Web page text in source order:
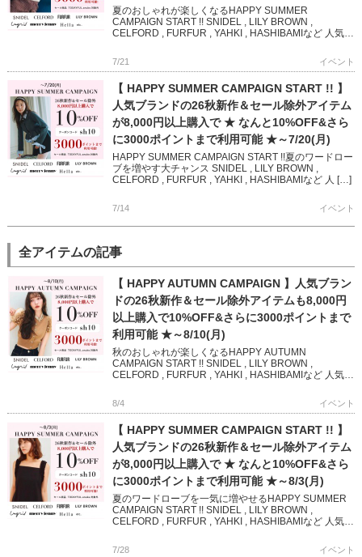
夏のおしゃれが楽しくなるHAPPY SUMMER
CAMPAIGN START !! SNIDEL , LILY BROWN ,
CELFORD , FURFUR , YAHKI , HASHIBAMIなど 人気ブ
7/21 イベント
【 HAPPY SUMMER CAMPAIGN START !! 】
人気ブランドの26秋新作＆セール除外アイテム
が8,000円以上購入で ★ なんと10%OFF&さら
に3000ポイントまで利用可能 ★～7/20(月)
HAPPY SUMMER CAMPAIGN START !!夏のワードロー
ブを増やす大チャンス SNIDEL , LILY BROWN ,
CELFORD , FURFUR , YAHKI , HASHIBAMIなど 人 […]
7/14 イベント
全アイテムの記事
【 HAPPY AUTUMN CAMPAIGN 】人気ブラン
ドの26秋新作＆セール除外アイテムも8,000円
以上購入で10%OFF&さらに3000ポイントまで
利用可能 ★～8/10(月)
秋のおしゃれが楽しくなるHAPPY AUTUMN
CAMPAIGN START !! SNIDEL , LILY BROWN ,
CELFORD , FURFUR , YAHKI , HASHIBAMIなど 人気ブ
8/4 イベント
【 HAPPY SUMMER CAMPAIGN START !! 】
人気ブランドの26秋新作＆セール除外アイテム
が8,000円以上購入で ★ なんと10%OFF&さら
に3000ポイントまで利用可能 ★～8/3(月)
夏のワードローブを一気に増やせるHAPPY SUMMER
CAMPAIGN START !! SNIDEL , LILY BROWN ,
CELFORD , FURFUR , YAHKI , HASHIBAMIなど 人気
7/28 イベント